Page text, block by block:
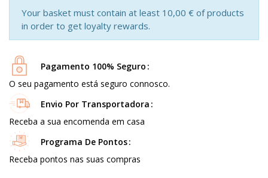
Your basket must contain at least 10,00 € of products
in order to get loyalty rewards.
Pagamento 100% Seguro
O seu pagamento está seguro connosco.
Envio Por Transportadora
Receba a sua encomenda em casa
Programa De Pontos
Receba pontos nas suas compras